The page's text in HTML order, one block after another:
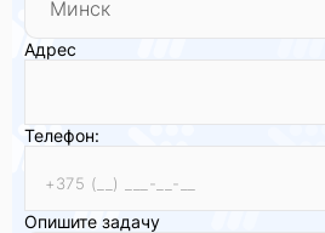
Адрес
Телефон:
Опишите задачу